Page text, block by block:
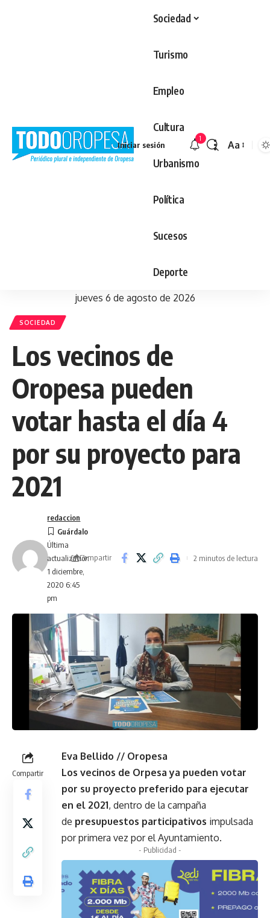
Sociedad
Turismo
Empleo
Cultura
Urbanismo
Política
Sucesos
Deporte
Iniciar sesión
1
Aa
jueves 6 de agosto de 2026
SOCIEDAD
Los vecinos de
Oropesa pueden
votar hasta el día 4
por su proyecto para
2021
Última
actualización
1 diciembre,
2020 6:45
pm
redaccion
Compartir 2 minutos de lectura
Compartir
Eva Bellido // Oropesa
Los vecinos de Orpesa ya pueden votar
por su proyecto preferido para ejecutar
en el 2021, dentro de la campaña
de presupuestos participativos impulsada
por primera vez por el Ayuntamiento.
- Publicidad -